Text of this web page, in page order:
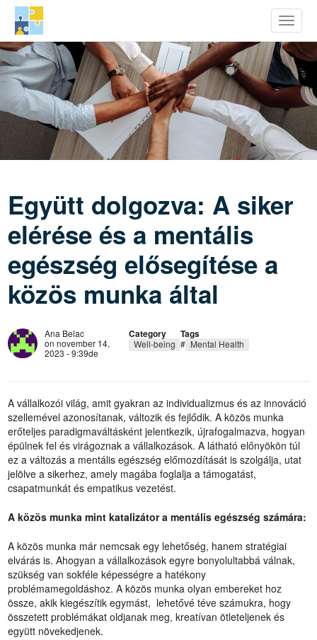
Ugrás
a
tartalomra
Youth Potential
Együtt dolgozva: A siker
elérése és a mentális
egészség elősegítése a
közös munka által
Ana Belac
on november 14,
2023 - 9:39de
Category
Well-being
Tags
# Mental Health
A vállalkozói világ, amit gyakran az individualizmus és az innováció
szellemével azonosítanak, változik és fejlődik. A közös munka
erőteljes paradigmaváltásként jelentkezik, újrafogalmazva, hogyan
épülnek fel és virágoznak a vállalkozások. A látható előnyökön túl
ez a változás a mentális egészség előmozdítását is szolgálja, utat
jelölve a sikerhez, amely magába foglalja a támogatást,
csapatmunkát és empatikus vezetést.
A közös munka mint katalizátor a mentális egészség számára:
A közös munka már nemcsak egy lehetőség, hanem stratégiai
elvárás is. Ahogyan a vállalkozások egyre bonyolultabbá válnak,
szükség van sokféle képességre a hatékony
problémamegoldáshoz. A közös munka olyan embereket hoz
össze, akik kiegészítik egymást, lehetővé téve számukra, hogy
összetett problémákat oldjanak meg, kreatívan ötleteljenek és
együtt növekedjenek.